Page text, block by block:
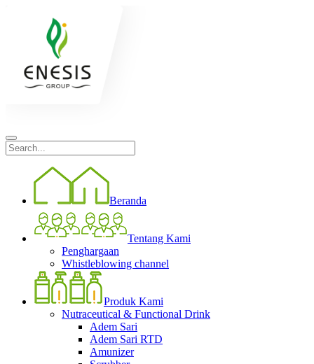
Beranda
Tentang Kami
Penghargaan
Whistleblowing channel
Produk Kami
Nutraceutical & Functional Drink
Adem Sari
Adem Sari RTD
Amunizer